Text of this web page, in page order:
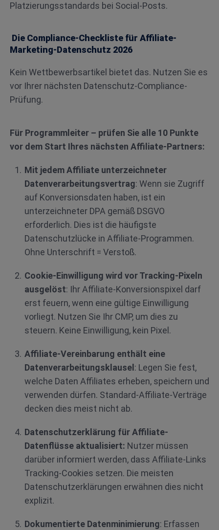
Platzierungsstandards bei Social-Posts.
Die Compliance-Checkliste für Affiliate-
Marketing-Datenschutz 2026
Kein Wettbewerbsartikel bietet das. Nutzen Sie es
vor Ihrer nächsten Datenschutz-Compliance-
Prüfung.
Für Programmleiter – prüfen Sie alle 10 Punkte
vor dem Start Ihres nächsten Affiliate-Partners:
Mit jedem Affiliate unterzeichneter
Datenverarbeitungsvertrag: Wenn sie Zugriff
auf Konversionsdaten haben, ist ein
unterzeichneter DPA gemäß DSGVO
erforderlich. Dies ist die häufigste
Datenschutzlücke in Affiliate-Programmen.
Ohne Unterschrift = Verstoß.
Cookie-Einwilligung wird vor Tracking-Pixeln
ausgelöst: Ihr Affiliate-Konversionspixel darf
erst feuern, wenn eine gültige Einwilligung
vorliegt. Nutzen Sie Ihr CMP, um dies zu
steuern. Keine Einwilligung, kein Pixel.
Affiliate-Vereinbarung enthält eine
Datenverarbeitungsklausel : Legen Sie fest,
welche Daten Affiliates erheben, speichern und
verwenden dürfen. Standard-Affiliate-Verträge
decken dies meist nicht ab.
Datenschutzerklärung für Affiliate-
Datenflüsse aktualisiert: Nutzer müssen
darüber informiert werden, dass Affiliate-Links
Tracking-Cookies setzen. Die meisten
Datenschutzerklärungen erwähnen dies nicht
explizit.
Dokumentierte Datenminimierung: Erfassen